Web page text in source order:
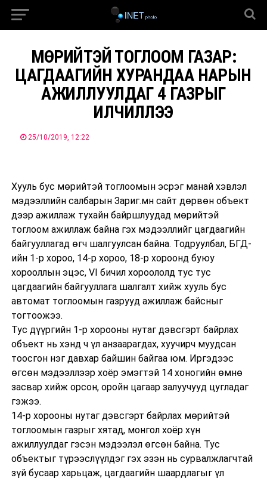
МӨРИЙТЭЙ ТОГЛООМ ГАЗАР:
ЦАГДААГИЙН ХУРАНДАА НАРЫН
АЖИЛЛУУЛДАГ 4 ГАЗРЫГ
ИЛЧИЛЛЭЭ
25/10/2019, 12:22
Хууль бус мөрийтэй тоглоомын эсрэг манай хэвлэл
мэдээллийн салбарын Зариг.мн сайт дөрвөн объект
дээр ажиллаж тухайн байршлуудад мөрийтэй
тоглоом ажиллаж байна гэх мэдээллийг цагдаагийн
байгууллагад өгч шалгуулсан байна. Тодруулбал, БГД-
ийн 1-р хороо, 14-р хороо, 18-р хороонд буюу
хорооллын эцэс, VI бичил хороололд тус тус
цагдаагийн байгууллага шалгалт хийж хууль бус
автомат тоглоомын газрууд ажиллаж байсныг
тогтоожээ.
Тус дүүргийн 1-р хорооны нутаг дэвсгэрт байрлах
объект нь хэнд ч үл анзаарагдах, хуучирч муудсан
тоосгон нэг давхар байшин байгаа юм. Иргэдээс
өгсөн мэдээллээр хоёр эмэгтэй 14 хоногийн өмнө
засвар хийж орсон, оройн цагаар залуучууд цугладаг
гэжээ.
14-р хорооны нутаг дэвсгэрт байрлах мөрийтэй
тоглоомын газрыг хятад, монгол хоёр хүн
ажиллуулдаг гэсэн мэдээлэл өгсөн байна. Тус
объектыг түрээслүүлдэг гэх эзэн нь сурвалжлагчтай
зүй бусаар харьцаж, цагдаагийн шаардлагыг үл